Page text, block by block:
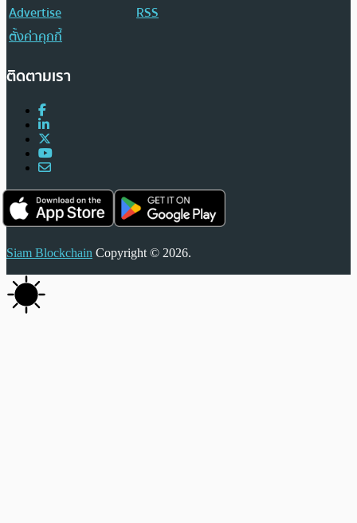
Advertise
RSS
ตั้งค่าคุกกี้
ติดตามเรา
Siam Blockchain Copyright © 2026.